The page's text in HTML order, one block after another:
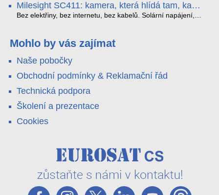
YouTube – bez běžícího počítače.
které vám zjednoduší práci – a jedna z nich vám ušetří
spoustu zbytečných výjezdů k zákazníkům.
Milesight SC411: kamera, která hlídá tam, kam
kabel nedosáhne
Bez elektřiny, bez internetu, bez kabelů. Solární napájení,
váš telefon. Podívejte se na video.
Mohlo by vás zajímat
Naše pobočky
Obchodní podmínky & Reklamační řád
Technická podpora
Školení a prezentace
Cookies